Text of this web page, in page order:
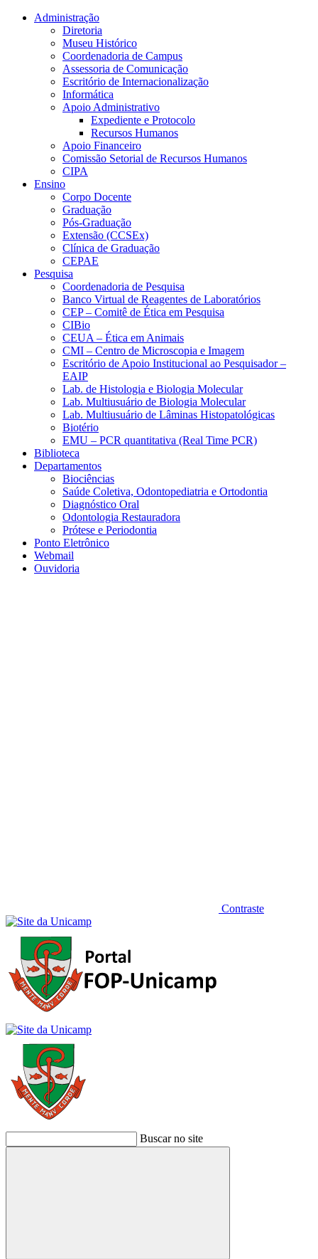
Conteúdo principal Menu principal
Administração
Diretoria
Museu Histórico
Coordenadoria de Campus
Assessoria de Comunicação
Escritório de Internacionalização
Informática
Apoio Administrativo
Expediente e Protocolo
Recursos Humanos
Apoio Financeiro
Comissão Setorial de Recursos Humanos
CIPA
Ensino
Corpo Docente
Graduação
Pós-Graduação
Extensão (CCSEx)
Clínica de Graduação
CEPAE
Pesquisa
Coordenadoria de Pesquisa
Banco Virtual de Reagentes de Laboratórios
CEP – Comitê de Ética em Pesquisa
CIBio
CEUA – Ética em Animais
CMI – Centro de Microscopia e Imagem
Escritório de Apoio Institucional ao Pesquisador –
EAIP
Lab. de Histologia e Biologia Molecular
Lab. Multiusuário de Biologia Molecular
Lab. Multiusuário de Lâminas Histopatológicas
Biotério
EMU – PCR quantitativa (Real Time PCR)
Biblioteca
Departamentos
Biociências
Saúde Coletiva, Odontopediatria e Ortodontia
Diagnóstico Oral
Odontologia Restauradora
Prótese e Periodontia
Ponto Eletrônico
Webmail
Ouvidoria
Contraste
Buscar no site